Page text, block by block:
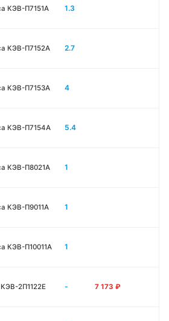
КЭВ-П7151A 1.3
КЭВ-П7152A 2.7
КЭВ-П7153A 4
КЭВ-П7154A 5.4
КЭВ-П8021A 1
КЭВ-П9011A 1
КЭВ-П10011A 1
2П1122E - 7 173 ₽